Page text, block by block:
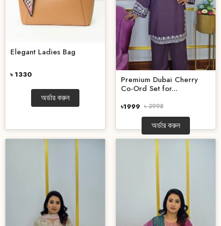
Elegant Ladies Bag
৳ 1330
অর্ডার করুন
Premium Dubai Cherry
Co-Ord Set for...
৳1999 ৳ 3998
অর্ডার করুন